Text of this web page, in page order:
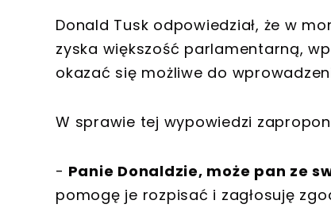
Donald Tusk odpowiedział, że w
zyska większość parlamentarną,
okazać się możliwe do
W sprawie tej wypowiedzi
- Panie Donaldzie, może pan ze
pomogę je rozpisać i zagłosuję